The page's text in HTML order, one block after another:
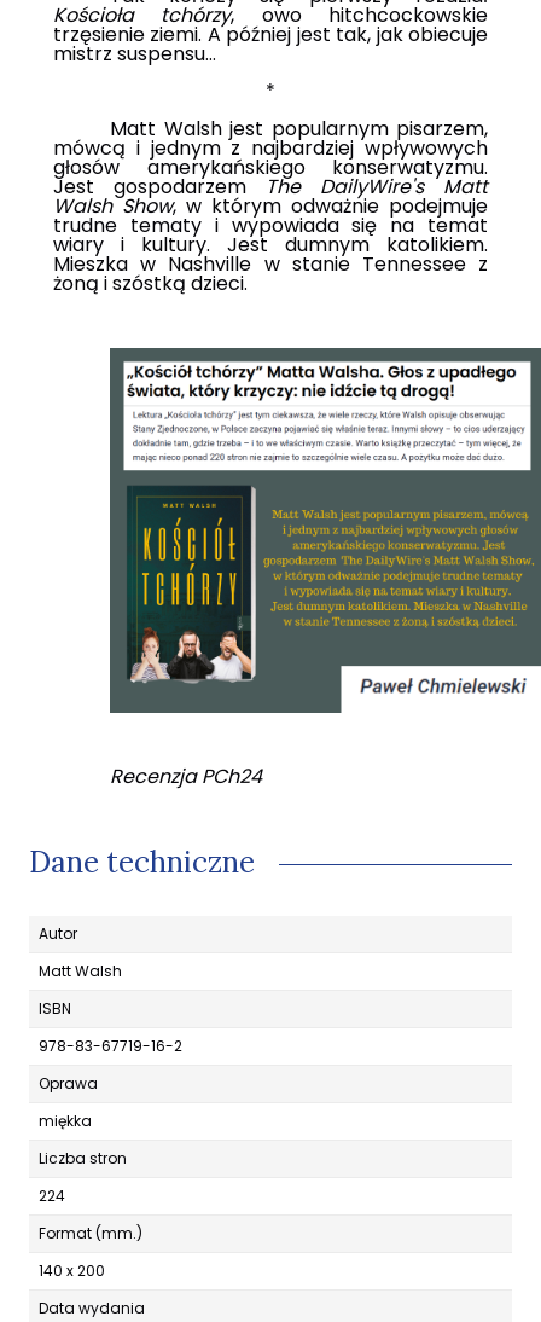
Kościoła tchórzy, owo hitchcockowskie
trzęsienie ziemi. A później jest tak, jak obiecuje
mistrz suspensu...
*
Matt Walsh jest popularnym pisarzem,
mówcą i jednym z najbardziej wpływowych
głosów amerykańskiego konserwatyzmu.
Jest gospodarzem The DailyWire's Matt
Walsh Show, w którym odważnie podejmuje
trudne tematy i wypowiada się na temat
wiary i kultury. Jest dumnym katolikiem.
Mieszka w Nashville w stanie Tennessee z
żoną i szóstką dzieci.
Recenzja PCh24
Dane techniczne
Autor
Matt Walsh
ISBN
978-83-67719-16-2
Oprawa
miękka
Liczba stron
224
Format (mm.)
140 x 200
Data wydania